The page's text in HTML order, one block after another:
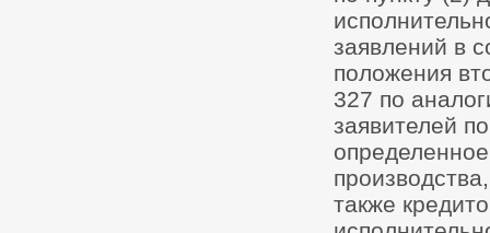
заявлений в
положения
327 по
заявителей
также